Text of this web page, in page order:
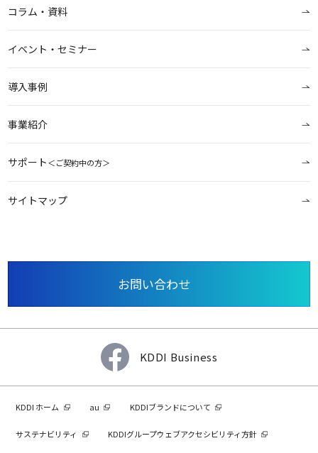
コラム・資料
イベント・セミナー
導入事例
事業紹介
サポート＜ご契約中の方＞
サイトマップ
お問い合わせ
KDDI Business
KDDI ホーム au KDDIブランドについて
サステナビリティ KDDIグループウェブアクセシビリティ方針